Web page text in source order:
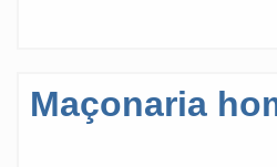
Maçonaria